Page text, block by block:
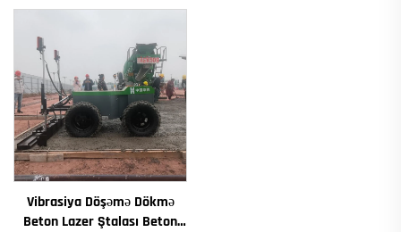
Maşını İstismar Vibrator
Vibrasiya Döşəmə Dökmə
Beton Lazer Ştalası Beton